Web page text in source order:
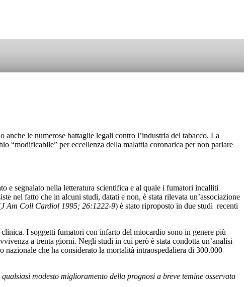
le numerose battaglie legali contro l’industria del tabacco. La
“modificabile” per eccellenza della malattia coronarica per non parlare
e segnalato nella letteratura scientifica e al quale i fumatori incalliti
nel fatto che in alcuni studi, datati e non, è stata rilevata un’associazione
J Am Coll Cardiol 1995; 26:1222-9) è stato riproposto in due studi recenti
I soggetti fumatori con infarto del miocardio sono in genere più
a trenta giorni. Negli studi in cui però è stata condotta un’analisi
che ha considerato la mortalità intraospedaliera di 300.000
modesto miglioramento della prognosi a breve temine osservata